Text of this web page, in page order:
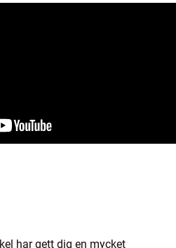
har gett dig en mycket